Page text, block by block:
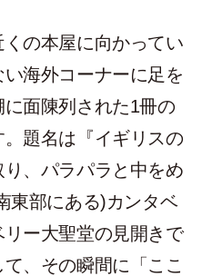
の本屋に向かってい
海外コーナーに足を
面陳列された1冊の
題名は『イギリスの
、パラパラと中をめ
東部にある)カンタベ
ー大聖堂の見開きで
、その瞬間に「ここ